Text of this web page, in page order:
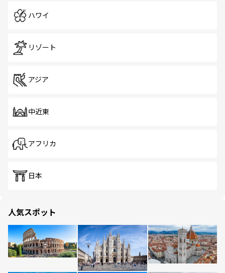
ハワイ
リゾート
アジア
中近東
アフリカ
日本
人気スポット